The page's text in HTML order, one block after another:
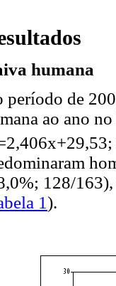
humana
período de
ao ano
128/163),
1).